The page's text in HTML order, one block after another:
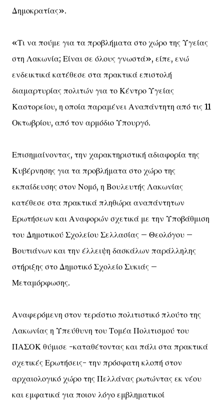
Δημοκρατίας».
«Τι να πούμε για τα προβλήματα στο χώρο της Υγείας
στη Λακωνία; Είναι σε όλους γνωστά», είπε, ενώ
ενδεικτικά κατέθεσε στα πρακτικά επιστολή
διαμαρτυρίας πολιτών για το Κέντρο Υγείας
Καστορείου, η οποία παραμένει Αναπάντητη από τις 11
Οκτωβρίου, από τον αρμόδιο Υπουργό.
Επισημαίνοντας, την χαρακτηριστική αδιαφορία της
Κυβέρνησης για τα προβλήματα στο χώρο της
εκπαίδευσης στον Νομό, η Βουλευτής Λακωνίας
κατέθεσε στα πρακτικά πληθώρα αναπάντητων
Ερωτήσεων και Αναφορών σχετικά με την Υποβάθμιση
του Δημοτικού Σχολείου Σελλασίας – Θεολόγου –
Βουτιάνων και την έλλειψη δασκάλων παράλληλης
στήριξης στο Δημοτικό Σχολείο Συκιάς –
Μεταμόρφωσης.
Αναφερόμενη στον τεράστιο πολιτιστικό πλούτο της
Λακωνίας η Υπεύθυνη του Τομέα Πολιτισμού του
ΠΑΣΟΚ θύμισε -καταθέτοντας και πάλι στα πρακτικά
σχετικές Ερωτήσεις- την πρόσφατη κλοπή στον
αρχαιολογικό χώρο της Πελλάνας ρωτώντας εκ νέου
και εμφατικά για ποιον λόγο εμβληματικοί